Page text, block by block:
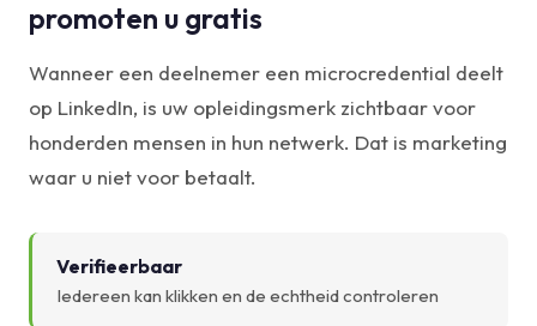
promoten u gratis
Wanneer een deelnemer een microcredential deelt
op LinkedIn, is uw opleidingsmerk zichtbaar voor
honderden mensen in hun netwerk. Dat is marketing
waar u niet voor betaalt.
Verifieerbaar
Iedereen kan klikken en de echtheid controleren